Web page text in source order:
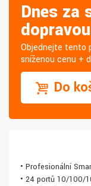
Dnes za
Objednejte tento
sníženou cenu +
Do
• Profesionální
• 24 portů 10/100/